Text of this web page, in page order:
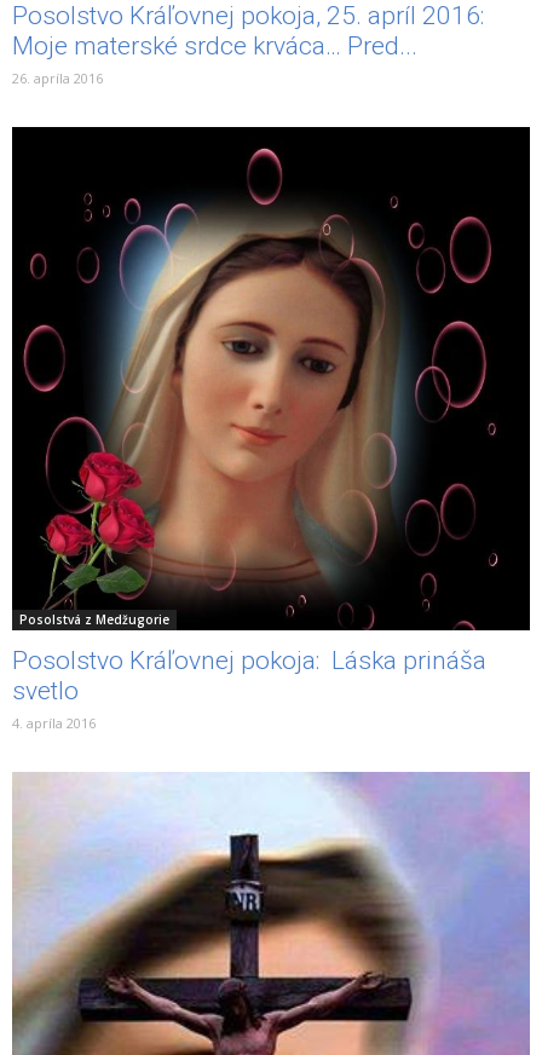
Posolstvo Kráľovnej pokoja, 25. apríl 2016:
Moje materské srdce krváca… Pred...
26. apríla 2016
Posolstvá z Medžugorie
Posolstvo Kráľovnej pokoja: Láska prináša
svetlo
4. apríla 2016